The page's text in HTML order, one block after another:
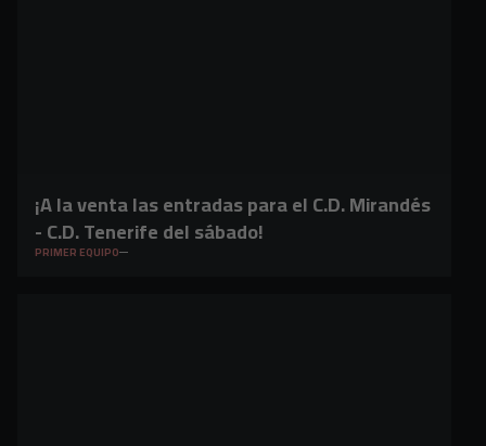
¡A la venta las entradas para el C.D. Mirandés
- C.D. Tenerife del sábado!
PRIMER EQUIPO